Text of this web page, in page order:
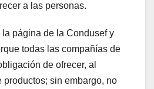
a las personas.
la página de la Condusef y
todas las compañías de
de ofrecer, al
productos; sin embargo, no